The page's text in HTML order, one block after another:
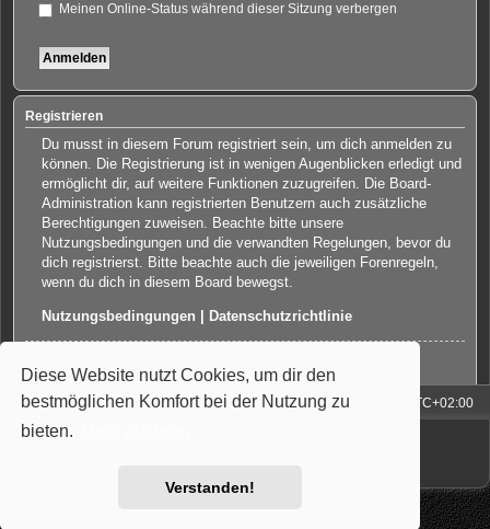
Diese Website nutzt Cookies, um dir den
bestmöglichen Komfort bei der Nutzung zu
bieten.
Verstanden!
Meinen Online-Status während dieser Sitzung verbergen
Registrieren
Du musst in diesem Forum registriert sein, um dich anmelden zu
können. Die Registrierung ist in wenigen Augenblicken erledigt und
ermöglicht dir, auf weitere Funktionen zuzugreifen. Die Board-
Administration kann registrierten Benutzern auch zusätzliche
Berechtigungen zuweisen. Beachte bitte unsere
Nutzungsbedingungen und die verwandten Regelungen, bevor du
dich registrierst. Bitte beachte auch die jeweiligen Forenregeln,
wenn du dich in diesem Board bewegst.
Nutzungsbedingungen Datenschutzrichtlinie
Registrieren
Foren-Übersicht Alle Zeiten sind UTC+02:00
Powered by